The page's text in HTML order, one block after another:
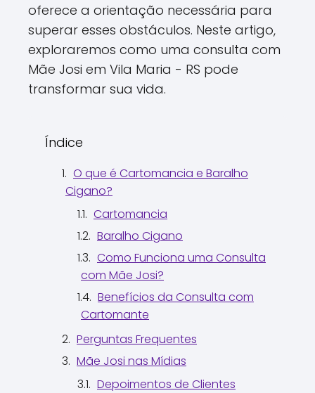
oferece a orientação necessária para
superar esses obstáculos. Neste artigo,
exploraremos como uma consulta com
Mãe Josi em Vila Maria - RS pode
transformar sua vida.
Índice
O que é Cartomancia e Baralho
Cigano?
Cartomancia
Baralho Cigano
Como Funciona uma Consulta
com Mãe Josi?
Benefícios da Consulta com
Cartomante
Perguntas Frequentes
Mãe Josi nas Mídias
Depoimentos de Clientes